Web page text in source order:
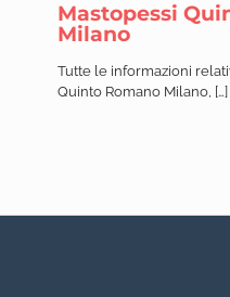
Mastopessi
Milano
Tutte le informazioni
Quinto Romano Milano, […]